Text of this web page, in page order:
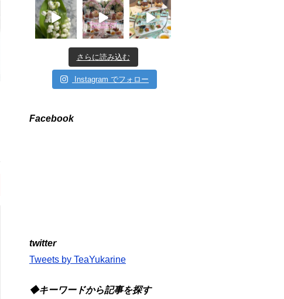
さらに読み込む
Instagram でフォロー
Facebook
twitter
Tweets by TeaYukarine
◆キーワードから記事を探す